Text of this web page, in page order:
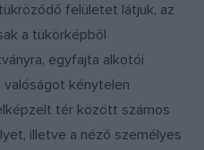
felületet látjuk, az
a tükörképből
egyfajta alkotói
valóságot kénytelen
tér között számos
illetve a néző személyes